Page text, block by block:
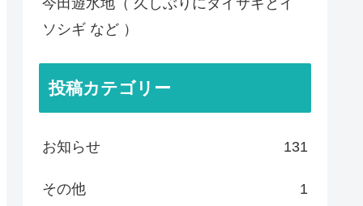
ソシギ など ）
投稿カテゴリー
お知らせ 131
その他 1